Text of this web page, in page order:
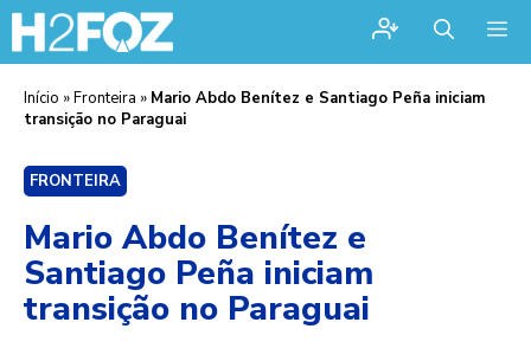
Início »Fronteira » Mario Abdo Benítez e Santiago Peña iniciam
transição no Paraguai
FRONTEIRA
Mario Abdo Benítez e
Santiago Peña iniciam
transição no Paraguai